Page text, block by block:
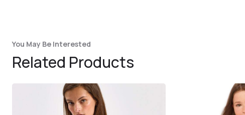
You May Be Interested
Related Products